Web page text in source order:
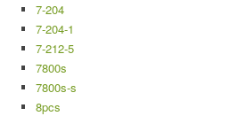
7-204
7-204-1
7-212-5
7800s
7800s-s
8pcs